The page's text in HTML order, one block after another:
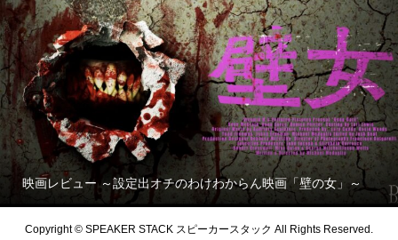
映画レビュー ～設定出オチのわけわからん映画「壁の女」～
Copyright © SPEAKER STACK スピーカースタック All Rights Reserved.